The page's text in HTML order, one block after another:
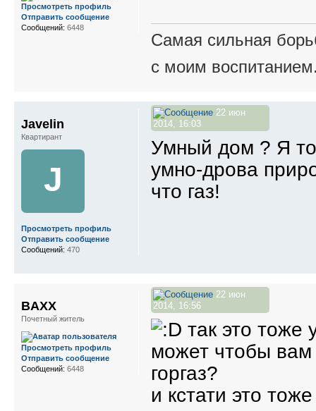
Самая сильная
с моим
Просмотреть профиль
Отправить сообщение
Сообщений: 6448
22 июн
2014, 16:03
Умный дом ? Я
умно-дрова
что газ!
Javelin
Квартирант
J
Просмотреть профиль
Отправить сообщение
Сообщений: 470
22 июн
2014, 16:56
так это тоже
может чтобы вам
горгаз?
и кстати это
BAXX
Почетный житель
Просмотреть профиль
Отправить сообщение
Сообщений: 6448